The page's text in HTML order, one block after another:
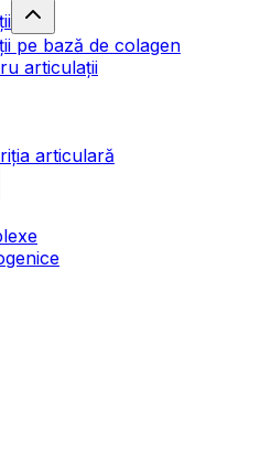
pe bază de colagen
articulații
articulară